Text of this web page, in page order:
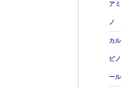
アミ
ノ
カル
ビノ
ール